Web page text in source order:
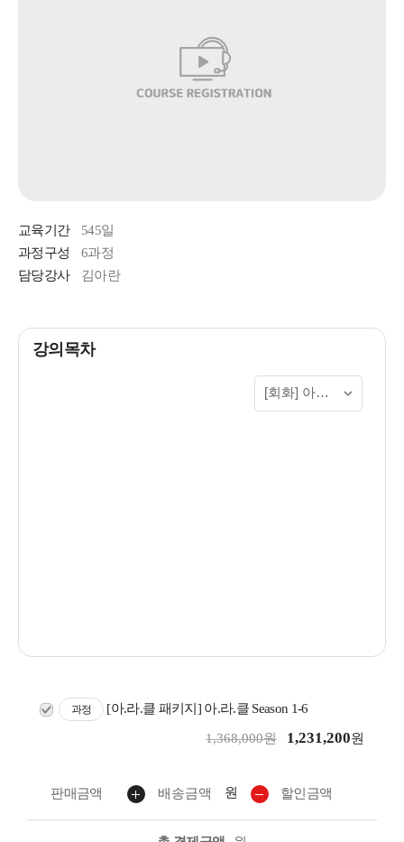
교육기간
545일
과정구성
6과정
담당강사
김아란
강의목차
과정 [아.라.클 패키지] 아.라.클 Season 1-6
1,368,000원 1,231,200원
판매금액 배송금액 원 할인금액